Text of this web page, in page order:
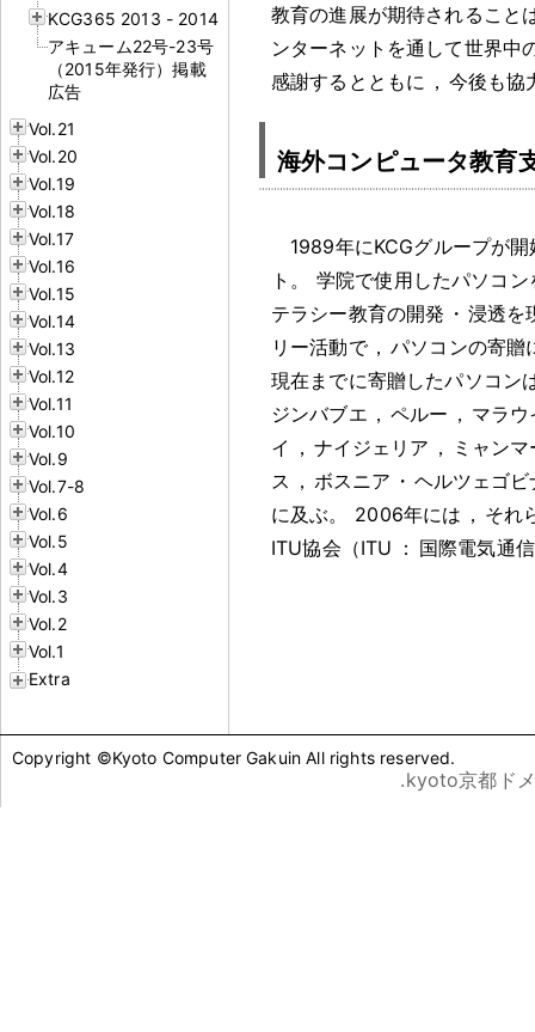
KCG365 2013 - 2014
アキューム22号-23号
（2015年発行）掲載
広告
Vol.21
Vol.20
Vol.19
Vol.18
Vol.17
Vol.16
Vol.15
Vol.14
Vol.13
Vol.12
Vol.11
Vol.10
Vol.9
Vol.7-8
Vol.6
Vol.5
Vol.4
Vol.3
Vol.2
Vol.1
Extra
教育の進展が期待されること
ンターネットを通して世界中
感謝するとともに ， 今後も協
海外コンピュータ教育
1989年にKCGグループが開
ト 。
学院で使用したパソコ
テラシー教育の開発 ・ 浸透を
リー活動で ， パソコンの寄贈
現在までに寄贈したパソコン
ジンバブエ ， ペルー ， マラウ
イ ， ナイジェリア ，
ミャンマ
ス ， ボスニア ・ ヘルツェゴビ
に及ぶ。 2006年には ， それ
ITU協会（ITU ： 国際電気通
Copyright ©Kyoto Computer Gakuin All rights reserved.
.kyoto京都ド